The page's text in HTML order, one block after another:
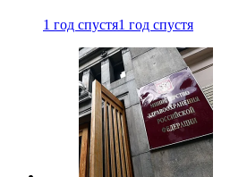
1 год спустя1 год спустя